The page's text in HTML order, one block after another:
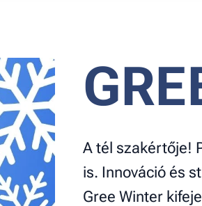
A tél szakértője!
is. Innováció és
Gree Winter